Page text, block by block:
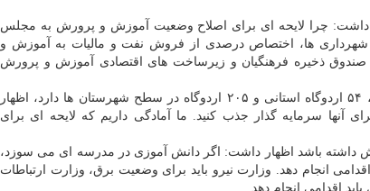
داشت: چرا لایحه ای برای اصلاح وضعیت آموزش و پرورش به مجلس
شهرداری ها، اختصاص درصدی از فروش نفت و مالیات به آموزش و
ذخیره فرهنگیان و زیرساخت های اقتصادی آموزش و پرورش
چنارانی با اشاره به اینكه آموزش و پرورش چهار اردوگاه بزرگ كشوری، ۵۴ اردوگاه استانی و ۲۰۵ اردوگاه در سطح شهرستان ها دارد، اظهار
آنها سرمایه گذار جذب كنید. ما آمادگی داریم كه لایحه ای برای
داشته باشد اظهار داشت: اگر دانش آموزی در مدرسه ای می سوزد،
انجام دهد. وزارت نیرو باید برای وضعیت برق، وزارت ارتباطات
اقدامی انجام دهد.